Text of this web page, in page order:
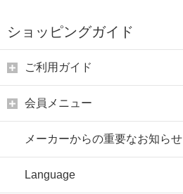
ショッピングガイド
ご利用ガイド
会員メニュー
メーカーからの重要なお知らせ
Language